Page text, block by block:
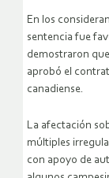
En los
sentencia fue
demostraron
aprobó el
canadiense.
La afectación
múltiples
con apoyo de